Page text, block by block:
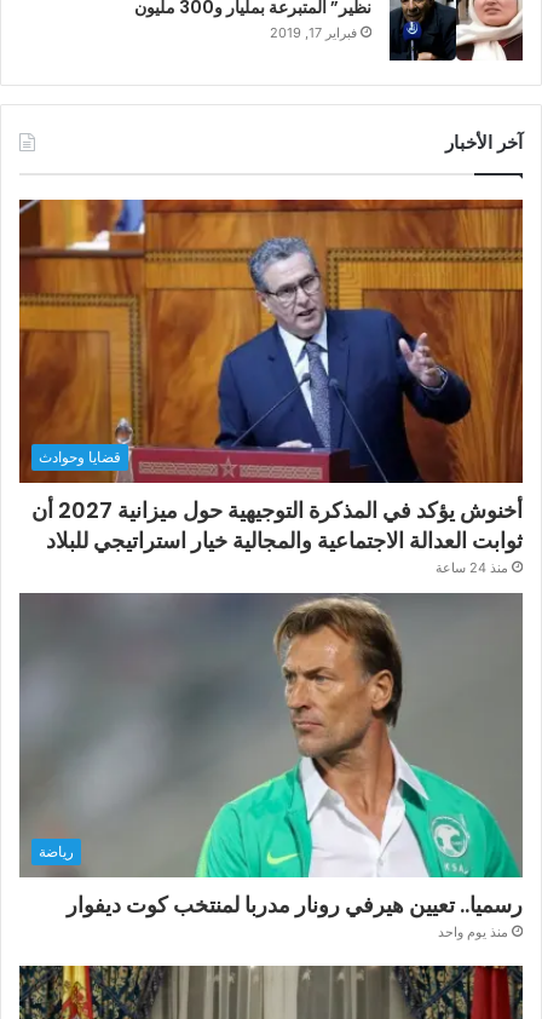
نظير” المتبرعة بمليار و300 مليون
فبراير 17, 2019
آخر الأخبار
قضايا وحوادث
أخنوش يؤكد في المذكرة التوجيهية حول ميزانية 2027 أن
ثوابت العدالة الاجتماعية والمجالية خيار استراتيجي للبلاد
منذ 24 ساعة
رياضة
رسميا.. تعيين هيرفي رونار مدربا لمنتخب كوت ديفوار
منذ يوم واحد